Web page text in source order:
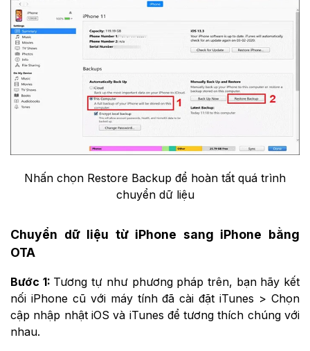
Nhấn chọn Restore Backup để hoàn tất quá trình
chuyển dữ liệu
Chuyển dữ liệu từ iPhone sang iPhone bằng
OTA
Bước 1: Tương tự như phương pháp trên, bạn hãy kết
nối iPhone cũ với máy tính đã cài đặt iTunes > Chọn
cập nhập nhật iOS và iTunes để tương thích chúng với
nhau.